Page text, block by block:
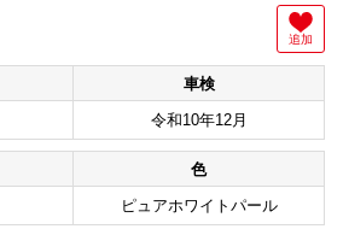
追加
車検
令和10年12月
色
ピュアホワイトパール